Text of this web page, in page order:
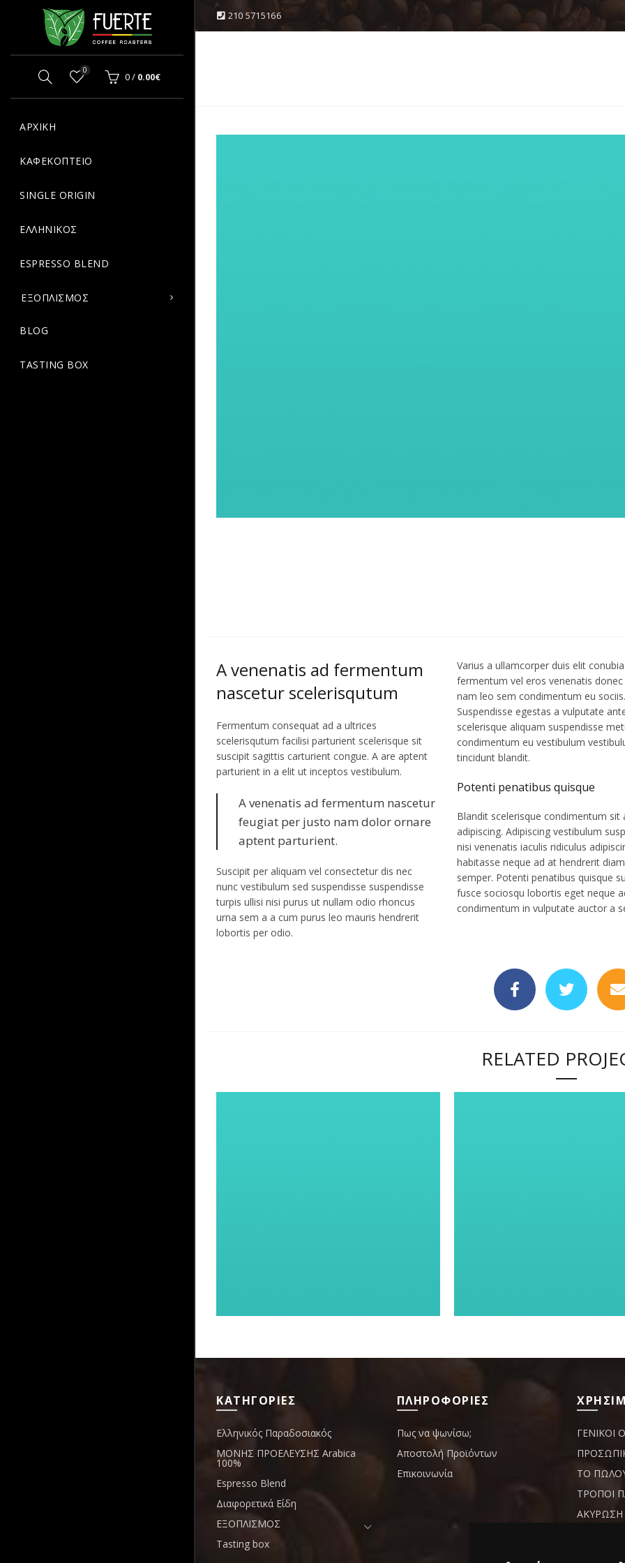
CART CLOSE
Κανένα προϊόν στο καλάθι σας.
210 5715166
0
0/ 0.00€
ΑΡΧΙΚΗ
ΚΑΦΕΚΟΠΤΕΙΟ
SINGLE ORIGIN
ΕΛΛΗΝΙΚΟΣ
ESPRESSO BLEND
ΕΞΟΠΛΙΣΜΟΣ
BLOG
TASTING BOX
A venenatis ad fermentum
nascetur scelerisqutum
Fermentum consequat ad a ultrices
scelerisqutum facilisi parturient scelerisque sit
suscipit sagittis carturient congue. A are aptent
parturient in a elit ut inceptos vestibulum.
A venenatis ad fermentum nascetur
feugiat per justo nam dolor ornare
aptent parturient.
Suscipit per aliquam vel consectetur dis nec
nunc vestibulum sed suspendisse suspendisse
turpis ullisi nisi purus ut nullam odio rhoncus
urna sem a a cum purus leo mauris hendrerit
lobortis per odio.
Varius a ullamcorper duis elit
fermentum vel eros venenatis donec
nam leo sem condimentum eu sociis.
Suspendisse egestas a vulputate
scelerisque aliquam suspendisse
condimentum eu vestibulum
tincidunt blandit.
Potenti penatibus quisque
Blandit scelerisque condimentum sit
adipiscing. Adipiscing vestibulum
nisi venenatis iaculis ridiculus
habitasse neque ad at hendrerit
semper. Potenti penatibus quisque
fusce sociosqu lobortis eget neque
condimentum in vulputate auctor a
RELATED
ΚΑΤΗΓΟΡΙΕΣ
Ελληνικός Παραδοσιακός
ΜΟΝΗΣ ΠΡΟΕΛΕΥΣΗΣ Arabica
100%
Espresso Blend
Διαφορετικά Είδη
ΕΞΟΠΛΙΣΜΟΣ
Tasting box
ΠΛΗΡΟΦΟΡΙΕΣ
Πως να ψωνίσω;
Αποστολή Προϊόντων
Επικοινωνία
ΓΕΝΙΚΟΙ
ΤΟ
ΤΡΟΠΟΙ
ΑΚΥΡΩΣΗ